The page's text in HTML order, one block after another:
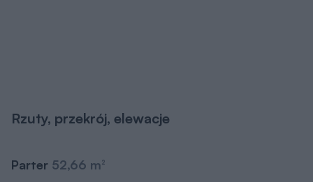
Rzuty, przekrój, elewacje
Parter 52,66 m2